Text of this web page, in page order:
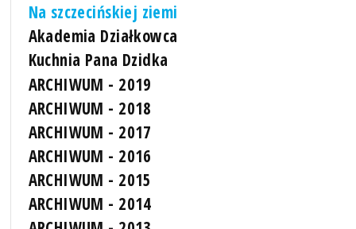
Na szczecińskiej ziemi
Akademia Działkowca
Kuchnia Pana Dzidka
ARCHIWUM - 2019
ARCHIWUM - 2018
ARCHIWUM - 2017
ARCHIWUM - 2016
ARCHIWUM - 2015
ARCHIWUM - 2014